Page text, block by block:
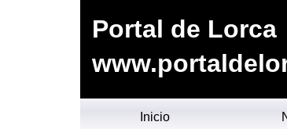
Portal de Lorca
Inicio